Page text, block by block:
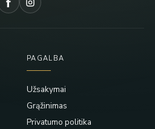
PAGALBA
Užsakymai
Grąžinimas
Privatumo politika